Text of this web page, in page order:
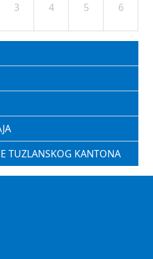
3 4 5 6
TUZLANSKOG KANTONA